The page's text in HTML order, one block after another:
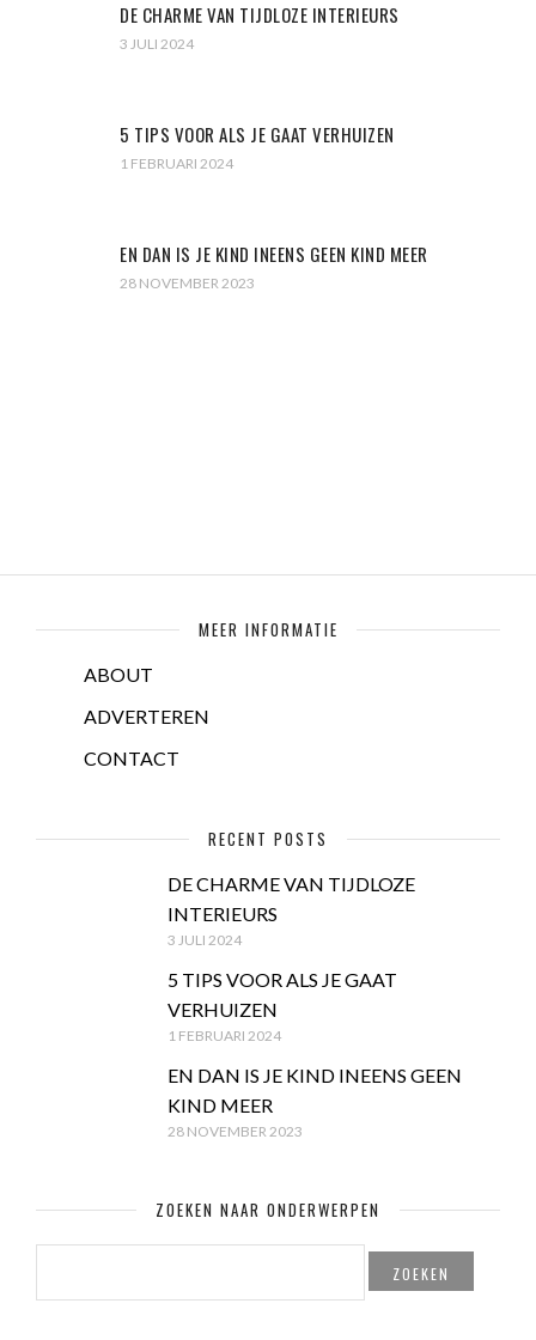
DE CHARME VAN TIJDLOZE INTERIEURS
3 JULI 2024
5 TIPS VOOR ALS JE GAAT VERHUIZEN
1 FEBRUARI 2024
EN DAN IS JE KIND INEENS GEEN KIND MEER
28 NOVEMBER 2023
MEER INFORMATIE
ABOUT
ADVERTEREN
CONTACT
RECENT POSTS
DE CHARME VAN TIJDLOZE
INTERIEURS
3 JULI 2024
5 TIPS VOOR ALS JE GAAT
VERHUIZEN
1 FEBRUARI 2024
EN DAN IS JE KIND INEENS GEEN
KIND MEER
28 NOVEMBER 2023
ZOEKEN NAAR ONDERWERPEN
ZOEKEN